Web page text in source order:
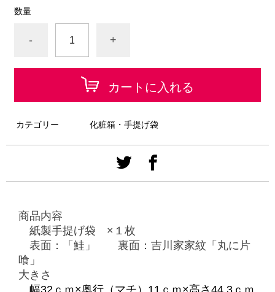
数量
- +
カートに入れる
カテゴリー 化粧箱・手提げ袋
商品内容
紙製手提げ袋 ×１枚
表面：「鮭」 裏面：吉川家家紋「丸に片
喰」
大きさ
幅32ｃｍ×奥行（マチ）11ｃｍ×高さ44.3ｃｍ